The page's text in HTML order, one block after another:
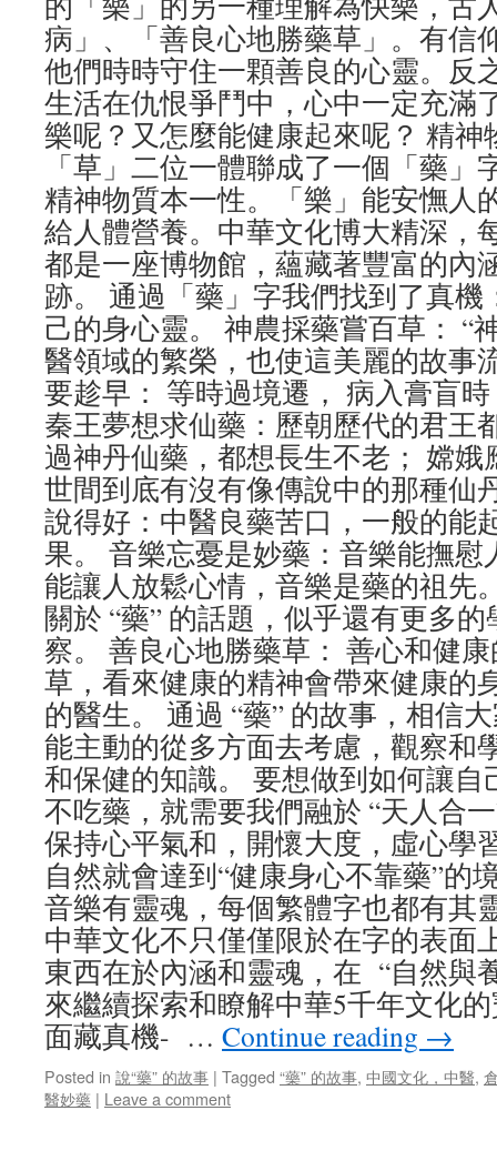
病」、「善良心地勝藥草」。有信
他們時時守住一顆善良的心靈。反
生活在仇恨爭鬥中，心中一定充滿
樂呢？又怎麼能健康起來呢？ 精神
「草」二位一體聯成了一個「藥」
精神物質本一性。「樂」能安憮人
給人體營養。中華文化博大精深，
都是一座博物館，蘊藏著豐富的內
跡。 通過「藥」字我們找到了真機
己的身心靈。 神農採藥嘗百草： “
醫領域的繁榮，也使這美麗的故事
要趁早： 等時過境遷， 病入膏盲
秦王夢想求仙藥：歷朝歷代的君王
過神丹仙藥，都想長生不老； 嫦
世間到底有沒有像傳說中的那種仙
說得好：中醫良藥苦口，一般的能
果。 音樂忘憂是妙藥：音樂能撫
能讓人放鬆心情，音樂是藥的祖先
關於 “藥” 的話題，似乎還有更多
察。 善良心地勝藥草： 善心和健
草，看來健康的精神會帶來健康的
的醫生。 通過 “藥” 的故事，相信
能主動的從多方面去考慮，觀察和
和保健的知識。 要想做到如何讓
不吃藥，就需要我們融於 “天人合
保持心平氣和，開懷大度，虛心學
自然就會達到“健康身心不靠藥”的
音樂有靈魂，每個繁體字也都有其
中華文化不只僅僅限於在字的表面
東西在於內涵和靈魂，在 “自然與
來繼續探索和瞭解中華5千年文化
面藏真機- … Continue reading →
Posted in 說“藥” 的故事 | Tagged “藥” 的故事, 中國文化，中醫,
醫妙藥 | Leave a comment